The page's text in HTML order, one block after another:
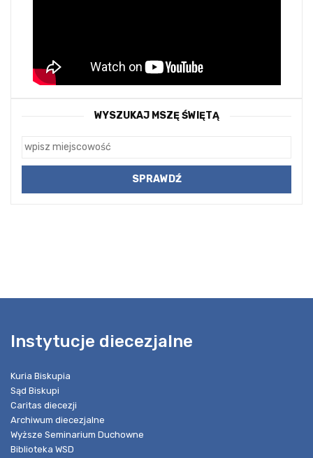
WYSZUKAJ MSZĘ ŚWIĘTĄ
Instytucje diecezjalne
Kuria Biskupia
Sąd Biskupi
Caritas diecezji
Archiwum diecezjalne
Wyższe Seminarium Duchowne
Biblioteka WSD